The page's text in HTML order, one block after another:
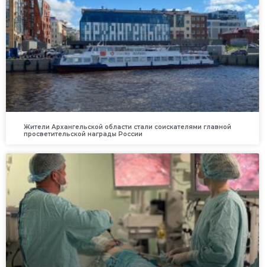
Жители Архангельской области стали соискателями главной
просветительской награды России